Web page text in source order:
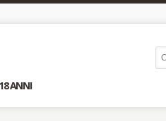
18 ANNI